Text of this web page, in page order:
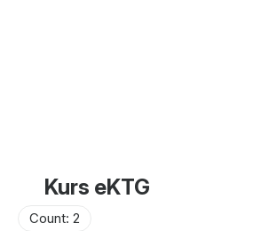
Kurs eKTG
Count: 2